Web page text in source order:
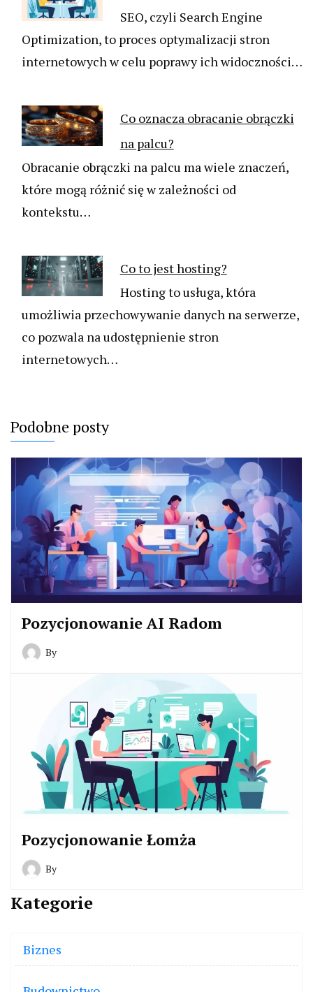
SEO, czyli Search Engine
Optimization, to proces optymalizacji stron
internetowych w celu poprawy ich widoczności…
Co oznacza obracanie obrączki
na palcu?
Obracanie obrączki na palcu ma wiele znaczeń,
które mogą różnić się w zależności od
kontekstu…
Co to jest hosting?
Hosting to usługa, która
umożliwia przechowywanie danych na serwerze,
co pozwala na udostępnienie stron
internetowych…
Podobne posty
Pozycjonowanie AI Radom
By
Pozycjonowanie Łomża
By
Kategorie
Biznes